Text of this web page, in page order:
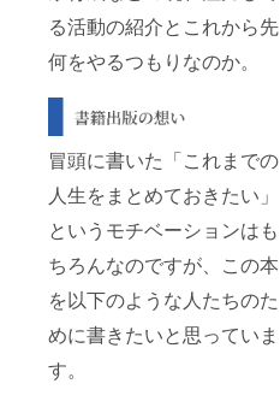
る活動の紹介とこれから先
何をやるつもりなのか。
冒頭に書いた「これまでの
人生をまとめておきたい」
というモチベーションはも
ちろんなのですが、この本
を以下のような人たちのた
めに書きたいと思っていま
す。